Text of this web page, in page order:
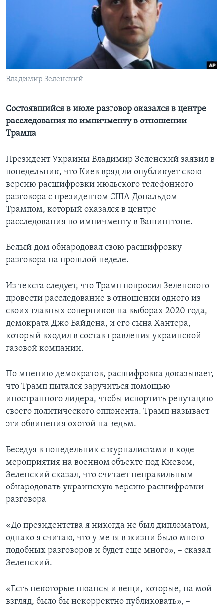
Владимир Зеленский
Состоявшийся в июле разговор оказался в центре
расследования по импичменту в отношении
Трампа
Президент Украины Владимир Зеленский заявил в
понедельник, что Киев вряд ли опубликует свою
версию расшифровки июльского телефонного
разговора с президентом США Дональдом
Трампом, который оказался в центре
расследования по импичменту в Вашингтоне.
Белый дом обнародовал свою расшифровку
разговора на прошлой неделе.
Из текста следует, что Трамп попросил Зеленского
провести расследование в отношении одного из
своих главных соперников на выборах 2020 года,
демократа Джо Байдена, и его сына Хантера,
который входил в состав правления украинской
газовой компании.
По мнению демократов, расшифровка доказывает,
что Трамп пытался заручиться помощью
иностранного лидера, чтобы испортить репутацию
своего политического оппонента. Трамп называет
эти обвинения охотой на ведьм.
Беседуя в понедельник с журналистами в ходе
мероприятия на военном объекте под Киевом,
Зеленский сказал, что считает неправильным
обнародовать украинскую версию расшифровки
разговора
«До президентства я никогда не был дипломатом,
однако я считаю, что у меня в жизни было много
подобных разговоров и будет еще много», – сказал
Зеленский.
«Есть некоторые нюансы и вещи, которые, на мой
взгляд, было бы некорректно публиковать», –